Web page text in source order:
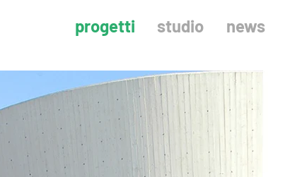
progetti studio news